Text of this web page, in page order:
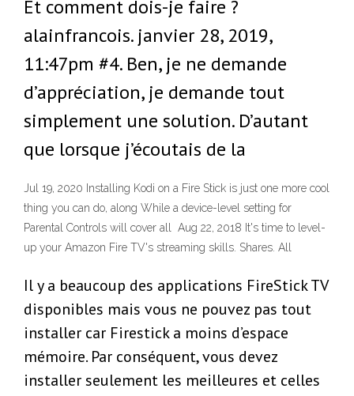
Et comment dois-je faire ?
alainfrancois. janvier 28, 2019,
11:47pm #4. Ben, je ne demande
d’appréciation, je demande tout
simplement une solution. D’autant
que lorsque j’écoutais de la
Jul 19, 2020 Installing Kodi on a Fire Stick is just one more cool
thing you can do, along While a device-level setting for
Parental Controls will cover all Aug 22, 2018 It's time to level-
up your Amazon Fire TV's streaming skills. Shares. All
Il y a beaucoup des applications FireStick TV
disponibles mais vous ne pouvez pas tout
installer car Firestick a moins d’espace
mémoire. Par conséquent, vous devez
installer seulement les meilleures et celles